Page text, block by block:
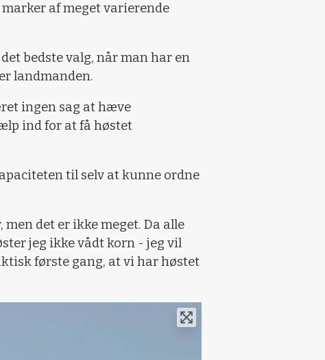
af meget varierende
bedste valg, når man har en
landmanden.
ingen sag at hæve
ind for at få høstet
til selv at kunne ordne
det er ikke meget. Da alle
jeg ikke vådt korn - jeg vil
første gang, at vi har høstet